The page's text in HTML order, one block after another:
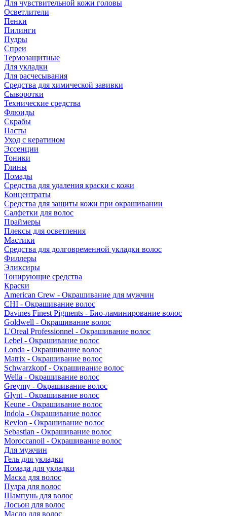
Для чувствительной кожи головы
Осветлители
Пенки
Пилинги
Пудры
Спреи
Термозащитные
Для укладки
Для расчесывания
Средства для химической завивки
Сыворотки
Технические средства
Флюиды
Скрабы
Пасты
Уход с кератином
Эссенции
Тоники
Глины
Помады
Средства для удаления краски с кожи
Концентраты
Средства для защиты кожи при окрашивании
Салфетки для волос
Праймеры
Плексы для осветления
Мастики
Средства для долговременной укладки волос
Филлеры
Эликсиры
Тонирующие средства
Краски
American Crew - Окрашивание для мужчин
CHI - Окрашивание волос
Davines Finest Pigments - Био-ламинирование волос
Goldwell - Окрашивание волос
L'Oreal Professionnel - Окрашивание волос
Lebel - Окрашивание волос
Londa - Окрашивание волос
Matrix - Окрашивание волос
Schwarzkopf - Окрашивание волос
Wella - Окрашивание волос
Greymy - Окрашивание волос
Glynt - Окрашивание волос
Keune - Окрашивание волос
Indola - Окрашивание волос
Revlon - Окрашивание волос
Sebastian - Окрашивание волос
Moroccanoil - Окрашивание волос
Для мужчин
Гель для укладки
Помада для укладки
Маска для волос
Пудра для волос
Шампунь для волос
Лосьон для волос
Масло для волос